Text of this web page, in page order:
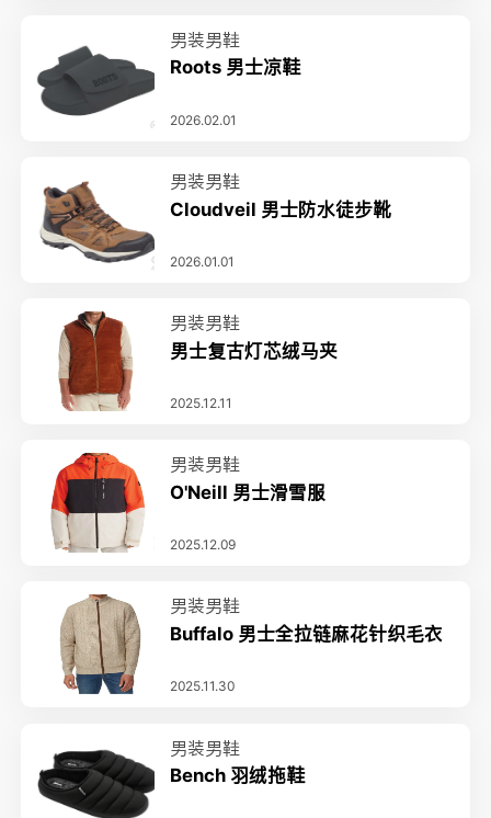
男装男鞋
Roots 男士凉鞋
2026.02.01
男装男鞋
Cloudveil 男士防水徒步靴
2026.01.01
男装男鞋
男士复古灯芯绒马夹
2025.12.11
男装男鞋
O'Neill 男士滑雪服
2025.12.09
男装男鞋
Buffalo 男士全拉链麻花针织毛衣
2025.11.30
男装男鞋
Bench 羽绒拖鞋